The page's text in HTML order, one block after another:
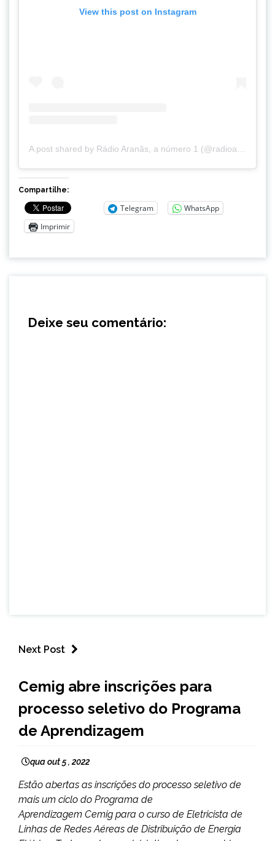
View this post on Instagram
A post shared by Rádio Aranãs, a número 1 (@radioaranas)
Compartilhe:
Telegram
WhatsApp
Imprimir
Deixe seu comentário:
Next Post
MINAS
GERAIS
Cemig abre inscrições para
processo seletivo do Programa
de Aprendizagem
qua out 5 , 2022
Estão abertas as inscrições do processo seletivo de
mais um ciclo do Programa de
Aprendizagem Cemig para o curso de Eletricista de
Linhas de Redes Aéreas de Distribuição de Energia